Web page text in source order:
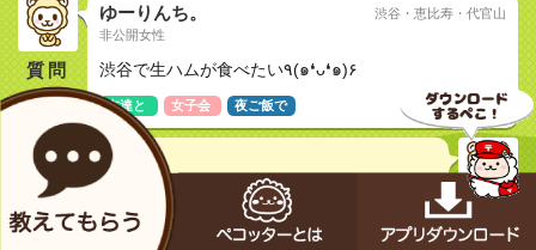
質問
ゆーりんち。
非公開女性
渋谷・恵比寿・代官山
渋谷で生ハムが食べたい٩(๑❛ᴗ❛๑)۶
友達と 女子会 夜ご飯で
airi☆
20代女性
自家製ローストビーフ食べ放題 ビストロバンビーナ
渋谷駅前店（渋谷/居酒屋） - ぐるなび